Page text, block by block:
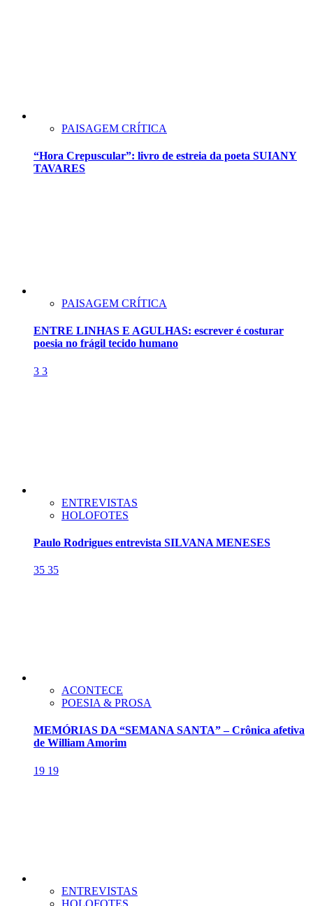
PAISAGEM CRÍTICA
“Hora Crepuscular”: livro de estreia da poeta SUIANY
TAVARES
PAISAGEM CRÍTICA
ENTRE LINHAS E AGULHAS: escrever é costurar
poesia no frágil tecido humano
3 3
ENTREVISTAS
HOLOFOTES
Paulo Rodrigues entrevista SILVANA MENESES
35 35
ACONTECE
POESIA & PROSA
MEMÓRIAS DA “SEMANA SANTA” – Crônica afetiva
de William Amorim
19 19
ENTREVISTAS
HOLOFOTES